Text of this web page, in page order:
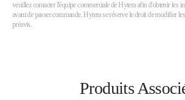
veuillez contacter l'équipe commerciale de Hytera afin d'obtenir les
avant de passer commande. Hytera se réserve le droit de modifier
préavis.
Produits